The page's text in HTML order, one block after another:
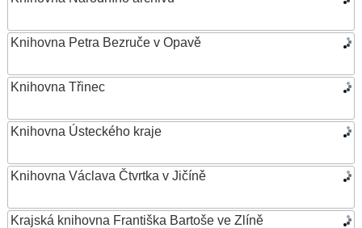
Knihovna Petra Bezruče v Opavě
Knihovna Třinec
Knihovna Ústeckého kraje
Knihovna Václava Čtvrtka v Jičíně
Krajská knihovna Františka Bartoše ve Zlíně